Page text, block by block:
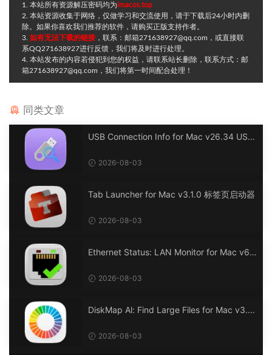
1. 本站所有资源解压密码均为imacos.top
2. 本站资源收集于网络，仅做学习和交流使用，请于下载后24小时内删
除。如果你喜欢我们推荐的软件，请购买正版支持作者。
3. 如有无法下载的链接 ，联系：邮箱271638927@qq.com，或直接联
系QQ271638927进行反馈，我们将及时进行处理。
4. 本站发布的内容若侵犯到您的权益，请联系站长删除，联系方式：邮
箱271638927@qq.com，我们将第一时间配合处理！
同类文章
USB Connection Info for Mac v26.34 USB
2026-08-03
Tab Launcher for Mac v3.1.0 标签页启动器
2026-08-03
Ethernet Status: LAN Monitor for Mac v6.
2026-08-03
DiskMap Al: Find Large Files for Mac v3.1
2026-08-03